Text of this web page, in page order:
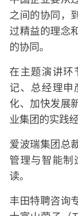
之间的协同，
过精益的理念
的协同。
在主题演讲
记、总经理
化、加快发展
业集团的实践经
爱波瑞集团总
管理与智能
读。
丰田特聘咨询